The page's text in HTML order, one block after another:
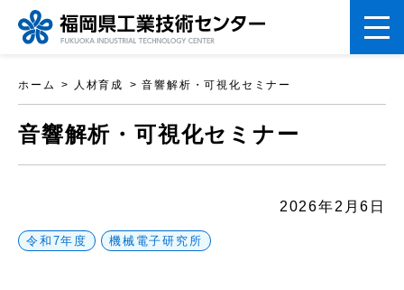
ホーム 人材育成 音響解析・可視化セミナー
こ
本
音響解析・可視化セミナー
2026年2月6日
令和7年度 機械電子研究所